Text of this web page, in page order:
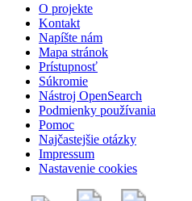
O projekte
Kontakt
Napíšte nám
Mapa stránok
Prístupnosť
Súkromie
Nástroj OpenSearch
Podmienky používania
Pomoc
Najčastejšie otázky
Impressum
Nastavenie cookies